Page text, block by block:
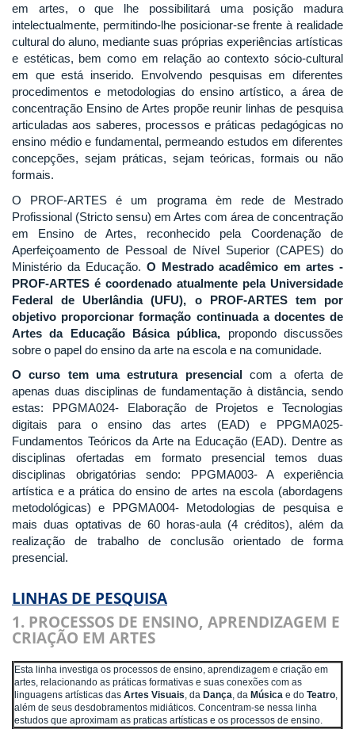
em artes, o que lhe possibilitará uma posição madura
intelectualmente, permitindo-lhe posicionar-se frente à realidade
cultural do aluno, mediante suas próprias experiências artísticas
e estéticas, bem como em relação ao contexto sócio-cultural
em que está inserido. Envolvendo pesquisas em diferentes
procedimentos e metodologias do ensino artístico, a área de
concentração Ensino de Artes propõe reunir linhas de pesquisa
articuladas aos saberes, processos e práticas pedagógicas no
ensino médio e fundamental, permeando estudos em diferentes
concepções, sejam práticas, sejam teóricas, formais ou não
formais.
O PROF-ARTES é um programa èm rede de Mestrado
Profissional (Stricto sensu) em Artes com área de concentração
em Ensino de Artes, reconhecido pela Coordenação de
Aperfeiçoamento de Pessoal de Nível Superior (CAPES) do
Ministério da Educação. O Mestrado acadêmico em artes -
PROF-ARTES é coordenado atualmente pela Universidade
Federal de Uberlândia (UFU), o PROF-ARTES tem por
objetivo proporcionar formação continuada a docentes de
Artes da Educação Básica pública, propondo discussões
sobre o papel do ensino da arte na escola e na comunidade.
O curso tem uma estrutura presencial com a oferta de
apenas duas disciplinas de fundamentação à distância, sendo
estas: PPGMA024- Elaboração de Projetos e Tecnologias
digitais para o ensino das artes (EAD) e PPGMA025-
Fundamentos Teóricos da Arte na Educação (EAD). Dentre as
disciplinas ofertadas em formato presencial temos duas
disciplinas obrigatórias sendo: PPGMA003- A experiência
artística e a prática do ensino de artes na escola (abordagens
metodológicas) e PPGMA004- Metodologias de pesquisa e
mais duas optativas de 60 horas-aula (4 créditos), além da
realização de trabalho de conclusão orientado de forma
presencial.
LINHAS DE PESQUISA
1. PROCESSOS DE ENSINO, APRENDIZAGEM E
CRIAÇÃO EM ARTES
Esta linha investiga os processos de ensino, aprendizagem e criação em
artes, relacionando as práticas formativas e suas conexões com as
linguagens artísticas das Artes Visuais, da Dança, da Música e do Teatro,
além de seus desdobramentos midiáticos. Concentram-se nessa linha
estudos que aproximam as praticas artísticas e os processos de ensino.